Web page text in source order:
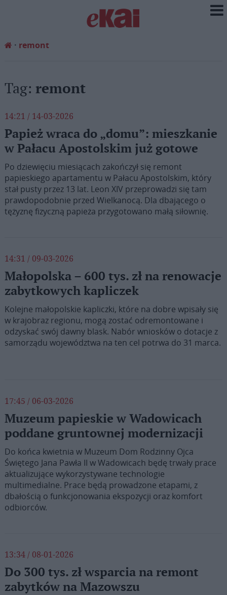
remont
Tag: remont
14:21 / 14-03-2026
Papież wraca do „domu”: mieszkanie
w Pałacu Apostolskim już gotowe
Po dziewięciu miesiącach zakończył się remont
papieskiego apartamentu w Pałacu Apostolskim, który
stał pusty przez 13 lat. Leon XIV przeprowadzi się tam
prawdopodobnie przed Wielkanocą. Dla dbającego o
tężyznę fizyczną papieża przygotowano małą siłownię.
14:31 / 09-03-2026
Małopolska – 600 tys. zł na renowacje
zabytkowych kapliczek
Kolejne małopolskie kapliczki, które na dobre wpisały się
w krajobraz regionu, mogą zostać odremontowane i
odzyskać swój dawny blask. Nabór wniosków o dotacje z
samorządu województwa na ten cel potrwa do 31 marca.
17:45 / 06-03-2026
Muzeum papieskie w Wadowicach
poddane gruntownej modernizacji
Do końca kwietnia w Muzeum Dom Rodzinny Ojca
Świętego Jana Pawła II w Wadowicach będę trwały prace
aktualizujące wykorzystywane technologie
multimedialne. Prace będą prowadzone etapami, z
dbałością o funkcjonowania ekspozycji oraz komfort
odbiorców.
13:34 / 08-01-2026
Do 300 tys. zł wsparcia na remont
zabytków na Mazowszu